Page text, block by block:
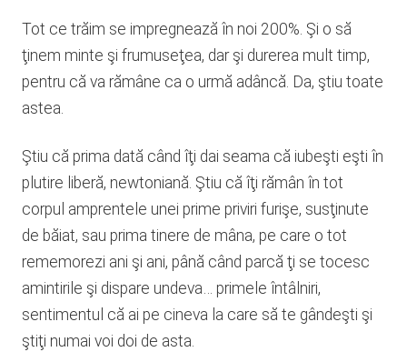
Tot ce trăim se impregnează în noi 200%. Şi o să
ţinem minte şi frumuseţea, dar şi durerea mult timp,
pentru că va rămâne ca o urmă adâncă. Da, ştiu toate
astea.
Ştiu că prima dată când îţi dai seama că iubeşti eşti în
plutire liberă, newtoniană. Ştiu că îţi rămân în tot
corpul amprentele unei prime priviri furişe, susţinute
de băiat, sau prima tinere de mâna, pe care o tot
rememorezi ani şi ani, până când parcă ţi se tocesc
amintirile şi dispare undeva… primele întâlniri,
sentimentul că ai pe cineva la care să te gândeşti şi
ştiţi numai voi doi de asta.